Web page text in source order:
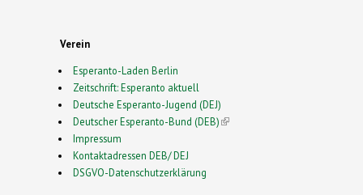
Verein
Esperanto-Laden Berlin
Zeitschrift: Esperanto aktuell
Deutsche Esperanto-Jugend (DEJ)
Deutscher Esperanto-Bund (DEB)(link is external)
Impressum
Kontaktadressen DEB/ DEJ
DSGVO-Datenschutzerklärung